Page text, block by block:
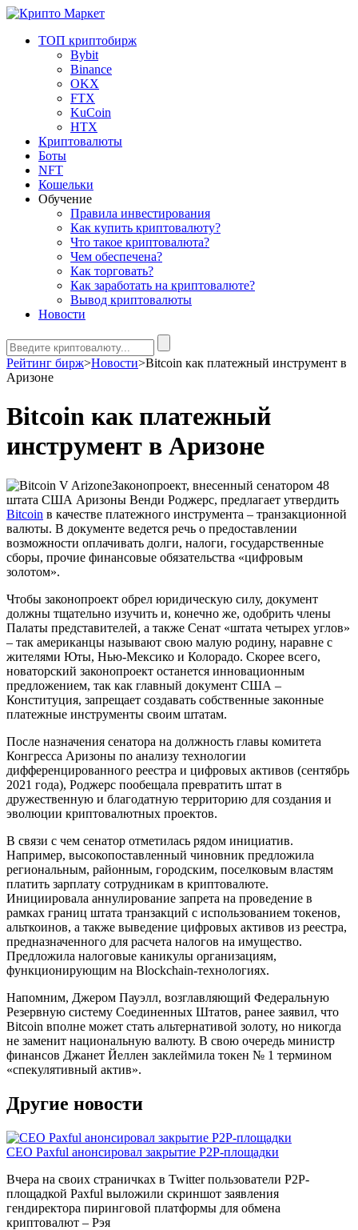
ТОП криптобирж
Bybit
Binance
OKX
FTX
KuCoin
HTX
Криптовалюты
Боты
NFT
Кошельки
Обучение
Правила инвестирования
Как купить криптовалюту?
Что такое криптовалюта?
Чем обеспечена?
Как торговать?
Как заработать на криптовалюте?
Вывод криптовалюты
Новости
Рейтинг бирж>Новости>Bitcoin как платежный инструмент в
Аризоне
Bitcoin как платежный
инструмент в Аризоне
Законопроект, внесенный сенатором 48
штата США Аризоны Венди Роджерс, предлагает утвердить
Bitcoin в качестве платежного инструмента – транзакционной
валюты. В документе ведется речь о предоставлении
возможности оплачивать долги, налоги, государственные
сборы, прочие финансовые обязательства «цифровым
золотом».
Чтобы законопроект обрел юридическую силу, документ
должны тщательно изучить и, конечно же, одобрить члены
Палаты представителей, а также Сенат «штата четырех углов»
– так американцы называют свою малую родину, наравне с
жителями Юты, Нью-Мексико и Колорадо. Скорее всего,
новаторский законопроект останется инновационным
предложением, так как главный документ США –
Конституция, запрещает создавать собственные законные
платежные инструменты своим штатам.
После назначения сенатора на должность главы комитета
Конгресса Аризоны по анализу технологии
дифференцированного реестра и цифровых активов (сентябрь
2021 года), Роджерс пообещала превратить штат в
дружественную и благодатную территорию для создания и
эволюции криптовалютных проектов.
В связи с чем сенатор отметилась рядом инициатив.
Например, высокопоставленный чиновник предложила
региональным, районным, городским, поселковым властям
платить зарплату сотрудникам в криптовалюте.
Инициировала аннулирование запрета на проведение в
рамках границ штата транзакций с использованием токенов,
альткоинов, а также выведение цифровых активов из реестра,
предназначенного для расчета налогов на имущество.
Предложила налоговые каникулы организациям,
функционирующим на Blockchain-технологиях.
Напомним, Джером Пауэлл, возглавляющий Федеральную
Резервную систему Соединенных Штатов, ранее заявил, что
Bitcoin вполне может стать альтернативой золоту, но никогда
не заменит национальную валюту. В свою очередь министр
финансов Джанет Йеллен заклеймила токен № 1 термином
«спекулятивный актив».
Другие новости
CEO Paxful анонсировал закрытие P2P-площадки
Вчера на своих страничках в Twitter пользователи P2P-
площадкой Paxful выложили скриншот заявления
гендиректора пиринговой платформы для обмена
криптовалют – Рэя